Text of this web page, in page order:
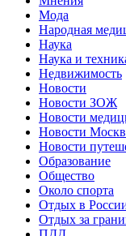
Мода
Народная
Наука
Наука и
Недвижимость
Новости
Новости ЗОЖ
Новости
Новости
Новости
Образование
Общество
Около спорта
Отдых в
Отдых за